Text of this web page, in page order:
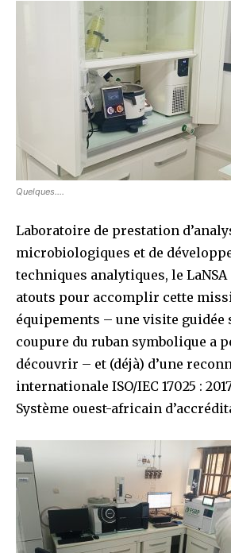
Quelques….
Laboratoire de prestation
microbiologiques et de
techniques analytiques, le
atouts pour accomplir cette
équipements – une visite guidée
coupure du ruban symbolique a
découvrir – et (déjà) d’une
internationale ISO/IEC 17025 :
Système ouest-africain